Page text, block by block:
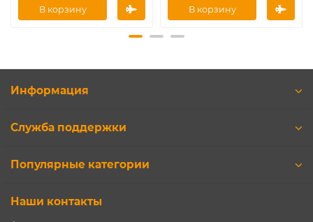
В корзину В корзину
Информация
Служба поддержки
Популярные категории
Наши контакты